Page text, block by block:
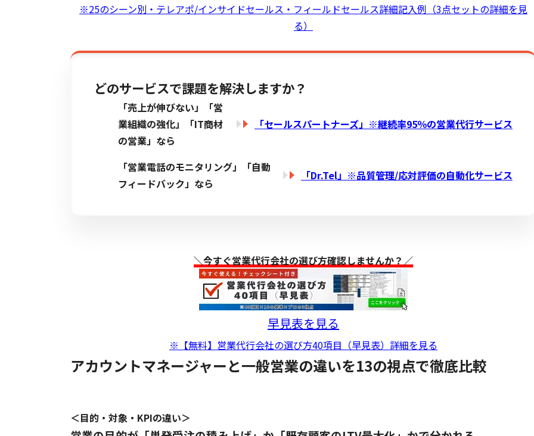
※25のシーン別・テレアポ/インサイドセールス・フィールドセールス詳細記入例（3点セットの詳細を見
る）
どのサービスで課題を解決しますか？
「売上が伸びない」「営
業組織の強化」「IT商材
の営業」なら
「セールスパートナーズ」※継続率95％の営業代行サービス
「営業電話のモニタリング」「自動
フィードバック」なら
「Dr.Tel」※品質管理/応対評価の自動化サービス
＼今すぐ営業代行会社の選び方確認しませんか？／
早見表を見る
※【無料】営業代行会社の選び方40項目（早見表）詳細を見る
アカウントマネージャーと一般営業の違いを13の視点で徹底比較
＜目的・対象・KPIの違い＞